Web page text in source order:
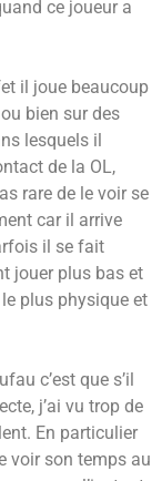
ce joueur a
il joue beaucoup
bien sur des
lesquels il
de la OL,
rare de le voir se
car il arrive
il se fait
jouer plus bas et
le plus physique et
c’est que s’il
j’ai vu trop de
En particulier
voir son temps au